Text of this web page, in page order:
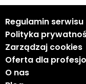
Regulamin serwisu
Polityka
Zarządzaj cookies
Oferta dla
O nas